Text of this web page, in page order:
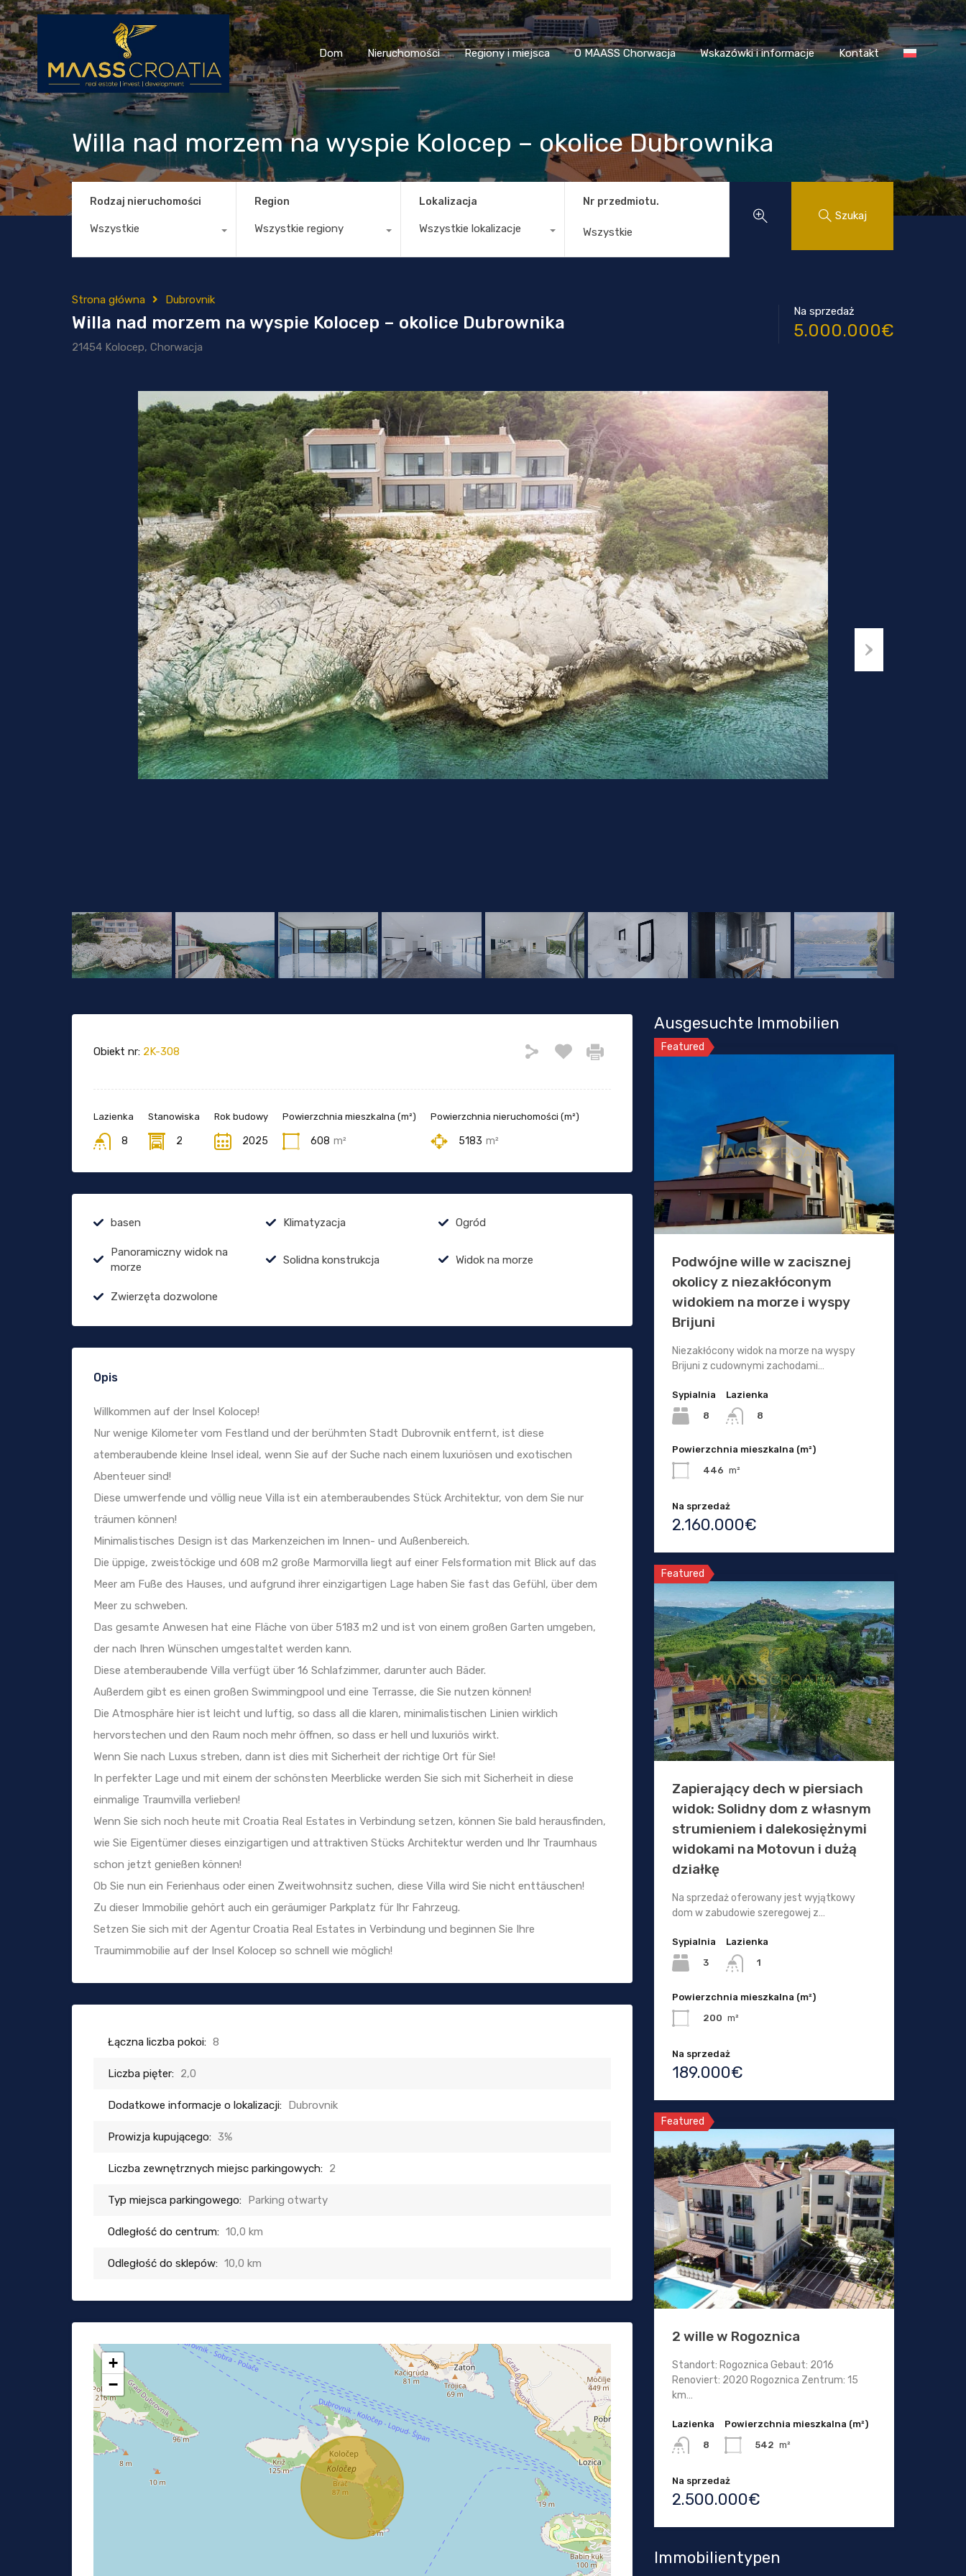
Dom Nieruchomości Regiony i miejsca O MAASS Chorwacja Wskazówki i informacje Kontakt
Dom Nieruchomości Regiony i miejsca O MAASS Chorwacja Wskazówki i informacje Kontakt
Willa nad morzem na wyspie Kolocep – okolice Dubrownika
Rodzaj nieruchomości
Wszystkie
Region
Wszystkie regiony
Lokalizacja
Wszystkie lokalizacje
Nr przedmiotu.
Szukaj
Strona główna Dubrovnik
Willa nad morzem na wyspie Kolocep – okolice Dubrownika
21454 Kolocep, Chorwacja
Na sprzedaż
5.000.000€
Obiekt nr: 2K-308
Lazienka
8
Stanowiska
2
Rok budowy
2025
Powierzchnia mieszkalna (m²)
608 m²
Powierzchnia nieruchomości (m²)
5183 m²
basen Klimatyzacja Ogród
Panoramiczny widok na
morze
Solidna konstrukcja Widok na morze
Zwierzęta dozwolone
Opis
Willkommen auf der Insel Kolocep!
Nur wenige Kilometer vom Festland und der berühmten Stadt Dubrovnik entfernt, ist diese
atemberaubende kleine Insel ideal, wenn Sie auf der Suche nach einem luxuriösen und exotischen
Abenteuer sind!
Diese umwerfende und völlig neue Villa ist ein atemberaubendes Stück Architektur, von dem Sie nur
träumen können!
Minimalistisches Design ist das Markenzeichen im Innen- und Außenbereich.
Die üppige, zweistöckige und 608 m2 große Marmorvilla liegt auf einer Felsformation mit Blick auf das
Meer am Fuße des Hauses, und aufgrund ihrer einzigartigen Lage haben Sie fast das Gefühl, über dem
Meer zu schweben.
Das gesamte Anwesen hat eine Fläche von über 5183 m2 und ist von einem großen Garten umgeben,
der nach Ihren Wünschen umgestaltet werden kann.
Diese atemberaubende Villa verfügt über 16 Schlafzimmer, darunter auch Bäder.
Außerdem gibt es einen großen Swimmingpool und eine Terrasse, die Sie nutzen können!
Die Atmosphäre hier ist leicht und luftig, so dass all die klaren, minimalistischen Linien wirklich
hervorstechen und den Raum noch mehr öffnen, so dass er hell und luxuriös wirkt.
Wenn Sie nach Luxus streben, dann ist dies mit Sicherheit der richtige Ort für Sie!
In perfekter Lage und mit einem der schönsten Meerblicke werden Sie sich mit Sicherheit in diese
einmalige Traumvilla verlieben!
Wenn Sie sich noch heute mit Croatia Real Estates in Verbindung setzen, können Sie bald herausfinden,
wie Sie Eigentümer dieses einzigartigen und attraktiven Stücks Architektur werden und Ihr Traumhaus
schon jetzt genießen können!
Ob Sie nun ein Ferienhaus oder einen Zweitwohnsitz suchen, diese Villa wird Sie nicht enttäuschen!
Zu dieser Immobilie gehört auch ein geräumiger Parkplatz für Ihr Fahrzeug.
Setzen Sie sich mit der Agentur Croatia Real Estates in Verbindung und beginnen Sie Ihre
Traumimmobilie auf der Insel Kolocep so schnell wie möglich!
Łączna liczba pokoi: 8
Liczba pięter: 2,0
Dodatkowe informacje o lokalizacji: Dubrovnik
Prowizja kupującego: 3%
Liczba zewnętrznych miejsc parkingowych: 2
Typ miejsca parkingowego: Parking otwarty
Odległość do centrum: 10,0 km
Odległość do sklepów: 10,0 km
+
−
Ausgesuchte Immobilien
Featured
Podwójne wille w zacisznej
okolicy z niezakłóconym
widokiem na morze i wyspy
Brijuni
Niezakłócony widok na morze na wyspy
Brijuni z cudownymi zachodami…
Sypialnia
8
Lazienka
8
Powierzchnia mieszkalna (m²)
446 m²
Na sprzedaż
2.160.000€
Featured
Zapierający dech w piersiach
widok: Solidny dom z własnym
strumieniem i dalekosiężnymi
widokami na Motovun i dużą
działkę
Na sprzedaż oferowany jest wyjątkowy
dom w zabudowie szeregowej z…
Sypialnia
3
Lazienka
1
Powierzchnia mieszkalna (m²)
200 m²
Na sprzedaż
189.000€
Featured
2 wille w Rogoznica
Standort: Rogoznica Gebaut: 2016
Renoviert: 2020 Rogoznica Zentrum: 15
km…
Lazienka
8
Powierzchnia mieszkalna (m²)
542 m²
Na sprzedaż
2.500.000€
Immobilientypen